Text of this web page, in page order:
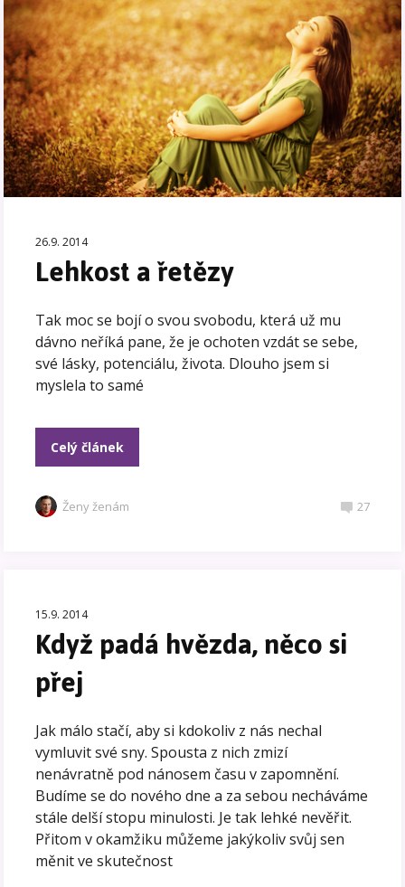
26.9. 2014
Lehkost a řetězy
Tak moc se bojí o svou svobodu, která už mu
dávno neříká pane, že je ochoten vzdát se sebe,
své lásky, potenciálu, života. Dlouho jsem si
myslela to samé
Celý článek
Ženy ženám 27
15.9. 2014
Když padá hvězda, něco si
přej
Jak málo stačí, aby si kdokoliv z nás nechal
vymluvit své sny. Spousta z nich zmizí
nenávratně pod nánosem času v zapomnění.
Budíme se do nového dne a za sebou necháváme
stále delší stopu minulosti. Je tak lehké nevěřit.
Přitom v okamžiku můžeme jakýkoliv svůj sen
měnit ve skutečnost